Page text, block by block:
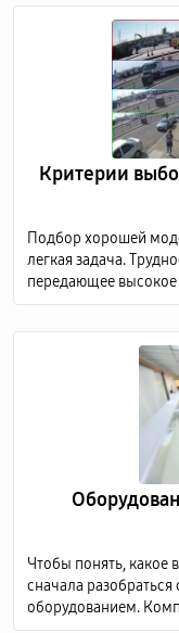
Критерии
Подбор хорошей
легкая задача.
передающее высокое
высокую стоимость,
Чтобы понять, какое
сначала
оборудованием.
включает в себя